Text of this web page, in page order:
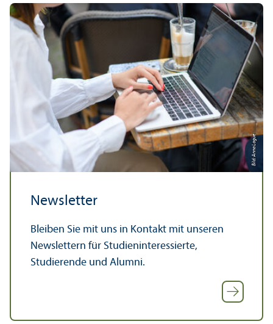
Bild: Anna Logue
Newsletter
Bleiben Sie mit uns in Kontakt mit unseren
Newslettern für Studien­interessierte,
Studierende und Alumni.